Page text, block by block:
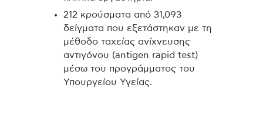
212 κρούσματα από 31,093
δείγματα που εξετάστηκαν με τη
μέθοδο ταχείας ανίχνευσης
αντιγόνου (antigen rapid test)
μέσω του προγράμματος του
Υπουργείου Υγείας.